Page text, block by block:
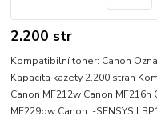
2.200 str
Kompatibilní toner: Canon
Kapacita kazety 2.200 stran
Canon MF212w Canon
MF229dw Canon i-SENSYS